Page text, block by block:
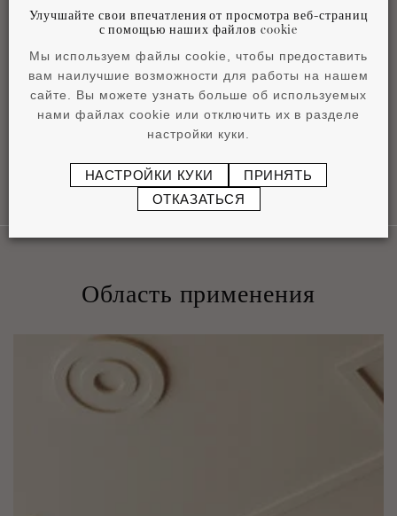
BLACK Каталог
pdf 8,01 MB
Область применения
Улучшайте свои впечатления от просмотра веб-страниц
с помощью наших файлов cookie
Мы используем файлы cookie, чтобы предоставить
вам наилучшие возможности для работы на нашем
сайте. Вы можете узнать больше об используемых
нами файлах cookie или отключить их в разделе
настройки куки.
НАСТРОЙКИ КУКИ
ПРИНЯТЬ
ОТКАЗАТЬСЯ